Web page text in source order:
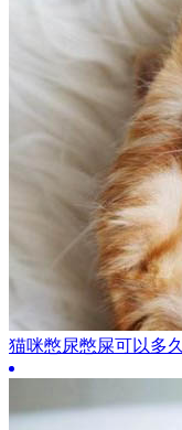
猫咪憋尿憋屎可以多久